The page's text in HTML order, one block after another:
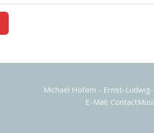
Michael Hofem - Ernst-
E-Mail: